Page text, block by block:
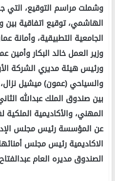
وشملت مراسم التوقيع، التي
الهاشمي، توقيع اتفاقية بين
الجامعية التطبيقية، وأمانة
وزير العمل خالد البكار وأمين
ورئيس هيئة مديري الشركة
والسياحي (عمون) ميشيل
بين صندوق الملك عبدالله
المهني، والأكاديمية
عن المؤسسة رئيس مجلس
الاكاديمية رئيس مجلس
الصندوق مديره العام